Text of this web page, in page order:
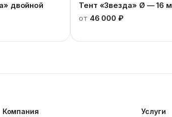
двойной
Тент «Звезда» Ø — 16 м
от 46 000 ₽
Компания Услуги